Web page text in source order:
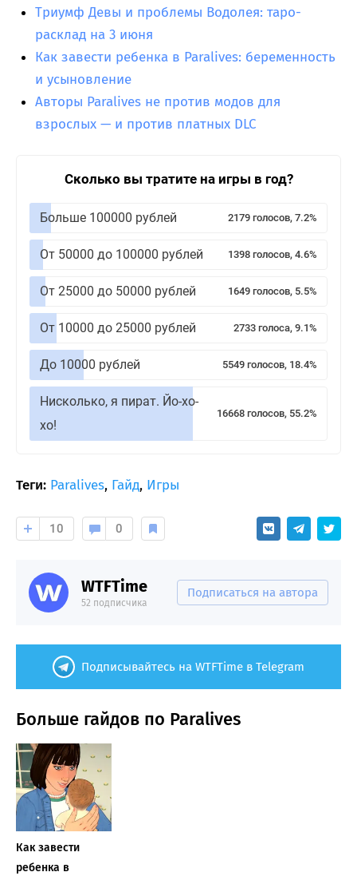
Триумф Девы и проблемы Водолея: таро-
расклад на 3 июня
Как завести ребенка в Paralives: беременность
и усыновление
Авторы Paralives не против модов для
взрослых — и против платных DLC
Сколько вы тратите на игры в год?
Больше 100000 рублей 2179 голосов, 7.2%
От 50000 до 100000 рублей 1398 голосов, 4.6%
От 25000 до 50000 рублей 1649 голосов, 5.5%
От 10000 до 25000 рублей 2733 голоса, 9.1%
До 10000 рублей 5549 голосов, 18.4%
Нисколько, я пират. Йо-хо-
хо!
16668 голосов, 55.2%
Теги: Paralives, Гайд, Игры
10 0
WTFTime
52 подписчика
Подписаться на автора
Подписывайтесь на WTFTime в Telegram
Больше гайдов по Paralives
Как завести
ребенка в